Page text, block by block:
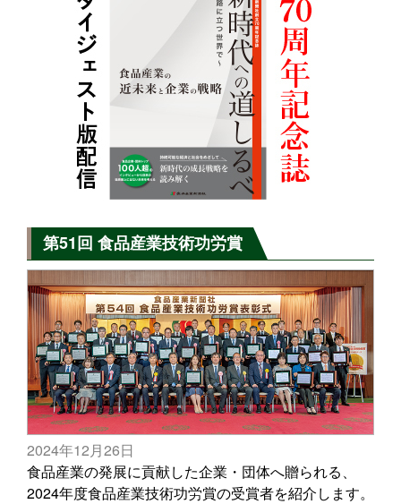
第51回 食品産業技術功労賞
2024年12月26日
食品産業の発展に貢献した企業・団体へ贈られる、
2024年度食品産業技術功労賞の受賞者を紹介します。